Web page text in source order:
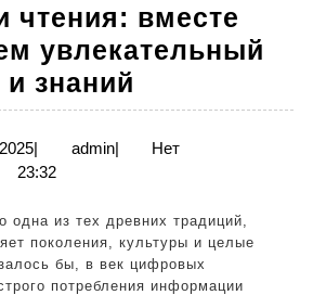
чтения: вместе
увлекательный
знаний
чтения:
вместе
мир
книг
26
декабря
| adminadmin
|
Нет
23:32
поколения, культуры и целые
бы, в век цифровых
потребления информации